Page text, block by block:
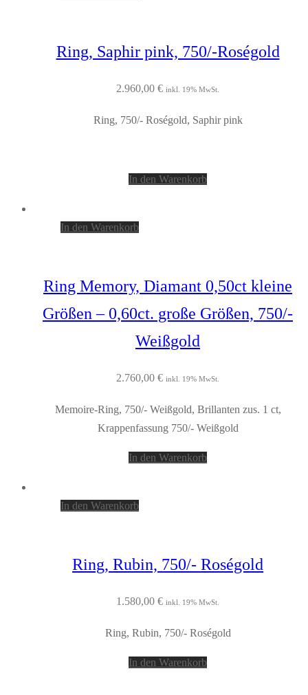
Ring, Saphir pink, 750/-Roségold
2.960,00 € inkl. 19% MwSt.
Ring, 750/- Roségold, Saphir pink
In den Warenkorb
In den Warenkorb
Ring Memory, Diamant 0,50ct kleine
Größen – 0,60ct. große Größen, 750/-
Weißgold
2.760,00 € inkl. 19% MwSt.
Memoire-Ring, 750/- Weißgold, Brillanten zus. 1 ct,
Krappenfassung 750/- Weißgold
In den Warenkorb
In den Warenkorb
Ring, Rubin, 750/- Roségold
1.580,00 € inkl. 19% MwSt.
Ring, Rubin, 750/- Roségold
In den Warenkorb